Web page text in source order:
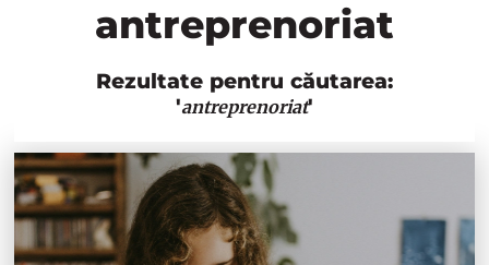
antreprenoriat
Rezultate pentru căutarea:
'antreprenoriat'